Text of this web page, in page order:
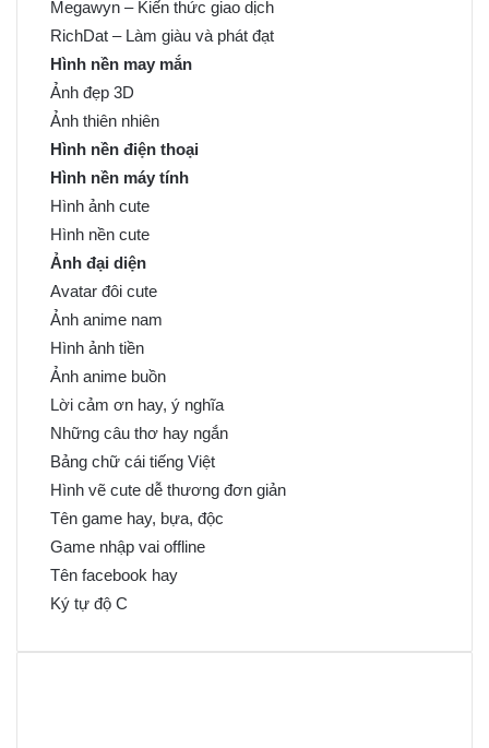
Megawyn – Kiến thức giao dịch
RichDat – Làm giàu và phát đạt
Hình nền may mắn
Ảnh đẹp 3D
Ảnh thiên nhiên
Hình nền điện thoại
Hình nền máy tính
Hình ảnh cute
Hình nền cute
Ảnh đại diện
Avatar đôi cute
Ảnh anime nam
Hình ảnh tiền
Ảnh anime buồn
Lời cảm ơn hay, ý nghĩa
Những câu thơ hay ngắn
Bảng chữ cái tiếng Việt
Hình vẽ cute dễ thương đơn giản
Tên game hay, bựa, độc
Game nhập vai offline
Tên facebook hay
Ký tự độ C